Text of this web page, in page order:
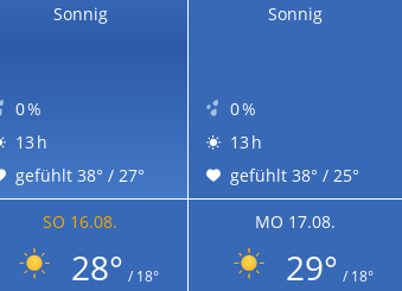
Sonnig
0 %
13 h
gefühlt 38° / 27°
Sonnig
0 %
13 h
gefühlt 38° / 25°
SO 16.08.
28° / 18°
MO 17.08.
29° / 18°